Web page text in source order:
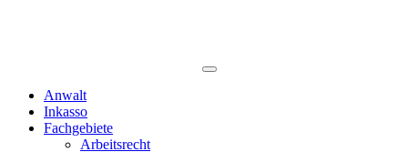
Anwalt
Inkasso
Fachgebiete
Arbeitsrecht